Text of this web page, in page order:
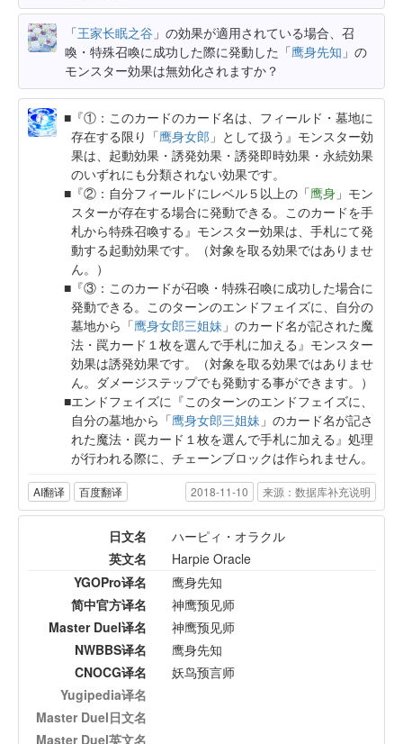
「王家长眠之谷 」の効果が適用されている場合、召
喚・特殊召喚に成功した際に発動した「鹰身先知 」の
モンスター効果は無効化されますか？
『①：このカードのカード名は、フィールド・墓地に
存在する限り「鹰身女郎 」として扱う』モンスター効
果は、起動効果・誘発効果・誘発即時効果・永続効果
のいずれにも分類されない効果です。
『②：自分フィールドにレベル５以上の「鹰身 」モン
スターが存在する場合に発動できる。このカードを手
札から特殊召喚する』モンスター効果は、手札にて発
動する起動効果です。（対象を取る効果ではありませ
ん。）
『③：このカードが召喚・特殊召喚に成功した場合に
発動できる。このターンのエンドフェイズに、自分の
墓地から「鹰身女郎三姐妹 」のカード名が記された魔
法・罠カード１枚を選んで手札に加える』モンスター
効果は誘発効果です。（対象を取る効果ではありませ
ん。ダメージステップでも発動する事ができます。）
エンドフェイズに『このターンのエンドフェイズに、
自分の墓地から「鹰身女郎三姐妹 」のカード名が記さ
れた魔法・罠カード１枚を選んで手札に加える』処理
が行われる際に、チェーンブロックは作られません。
AI翻译 百度翻译 2018-11-10 来源：数据库补充说明
日文名
ハーピィ・オラクル
英文名
Harpie Oracle
YGOPro译名
鹰身先知
简中官方译名
神鹰预见师
Master Duel译名
神鹰预见师
NWBBS译名
鹰身先知
CNOCG译名
妖鸟预言师
Yugipedia译名
Master Duel日文名
Master Duel英文名